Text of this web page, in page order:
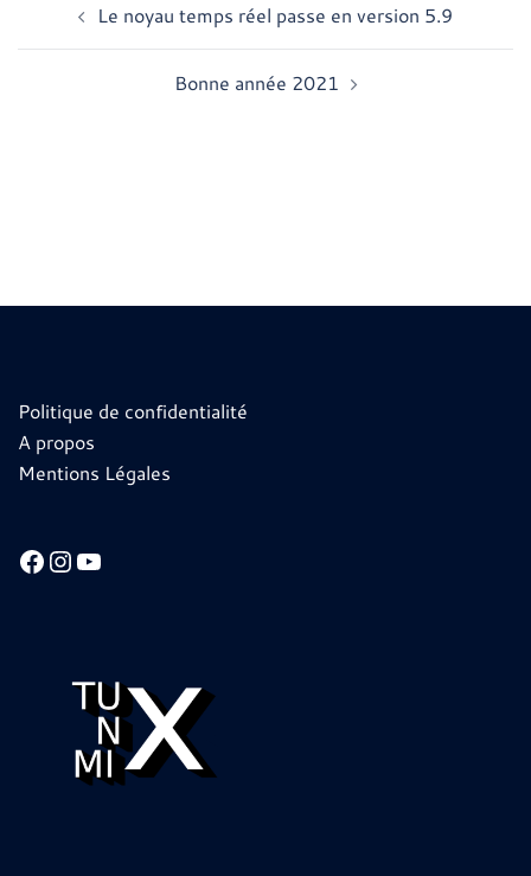
d’articleLe noyau temps réel passe en version 5.9
Bonne année 2021
Politique de confidentialité
A propos
Mentions Légales
Facebook
Instagram
YouTube